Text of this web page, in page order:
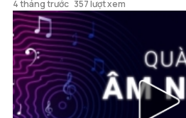
4 tháng trước 357 lượt xem